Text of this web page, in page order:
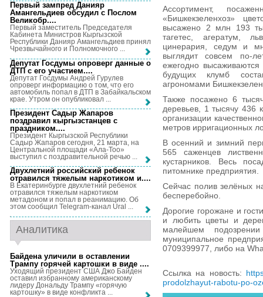
Ассортимент,
«Бишкекзеленхоз»
высажено 2 млн 193
тагетес, агератум,
цинерария, седум и
выглядит совсем по-
ежегодно
будущих клумб
агрономами
Также посажено 6
деревьев, 1 тысячу 436
организации
метров ирригационных
В осенний и зимний
565 саженцев
кустарников. Весь
питомнике предприятия.
Сейчас полив зелёных
бесперебойно.
Дорогие горожане и
и любить цветы и
малейшем
муниципальное
0709399977, либо на
Ссылка на новость:
prodolzhayut-rabotu-po-
Первый зампред Данияр
Амангельдиев обсудил с Послом
Великобр....
Первый заместитель Председателя
Кабинета Министров Кыргызской
Республики Данияр Амангельдиев принял
Чрезвычайного и Полномочного ...
Депутат Госдумы опроверг данные о
ДТП с его участием....
Депутат Госдумы Андрей Гурулев
опроверг информацию о том, что его
автомобиль попал в ДТП в Забайкальском
крае. Утром он опубликовал ...
Президент Садыр Жапаров
поздравил кыргызстанцев с
праздником....
Президент Кыргызской Республики
Садыр Жапаров сегодня, 21 марта, на
Центральной площади «Ала-Тоо»
выступил с поздравительной речью ...
Двухлетний российский ребенок
отравился тяжелым наркотиком и....
В Екатеринбурге двухлетний ребенок
отравился тяжелым наркотиком
метадоном и попал в реанимацию. Об
этом сообщил Telegram-канал Ural ...
Аналитика
Байдена уличили в оставлении
Трампу горячей картошки в виде ....
Уходящий президент США Джо Байден
оставил избранному американскому
лидеру Дональду Трампу «горячую
картошку» в виде конфликта ...